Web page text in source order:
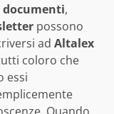
documenti,
possono
ad Altalex
coloro che
essi